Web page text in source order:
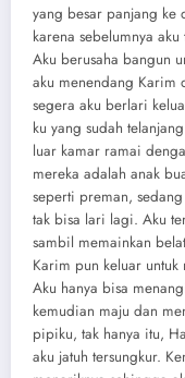
yang besar panjang ke
karena sebelumnya
Aku berusaha bangun
aku menendang Karim
segera aku berlari
ku yang sudah
luar kamar ramai
mereka adalah anak
seperti preman,
tak bisa lari lagi. Aku
sambil memainkan
Karim pun keluar untuk
Aku hanya bisa
kemudian maju dan
pipiku, tak hanya itu,
aku jatuh tersungkur.